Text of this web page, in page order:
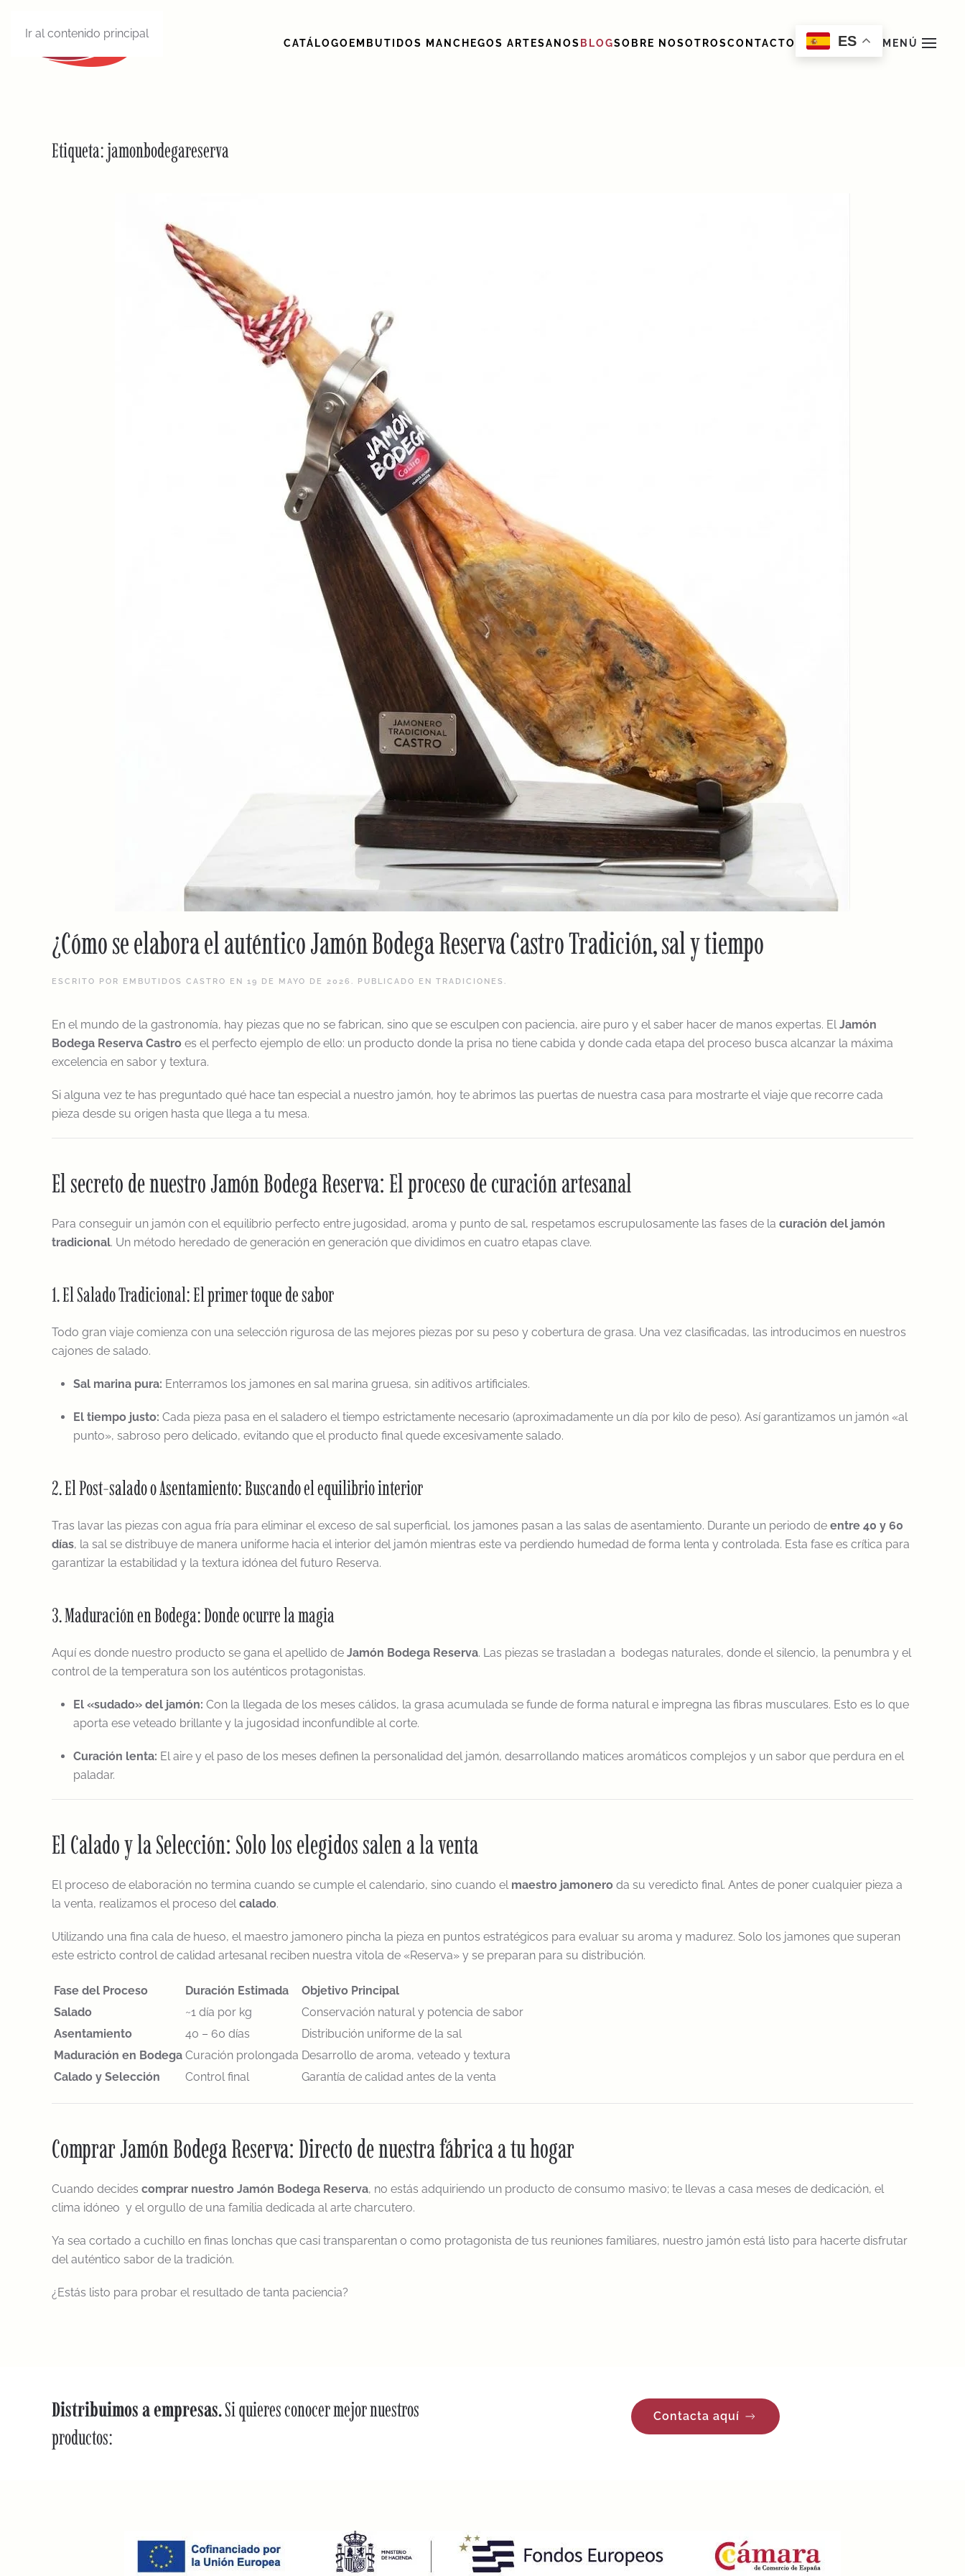
Ir al contenido principal
CATÁLOGO EMBUTIDOS MANCHEGOS ARTESANOS BLOGSOBRE NOSOTROSCONTACTO ES MENÚ
Etiqueta:jamonbodegareserva
¿Cómo se elabora el auténtico Jamón Bodega Reserva Castro Tradición, sal y tiempo
ESCRITO POR EMBUTIDOS CASTRO EN 19 DE MAYO DE 2026 . PUBLICADO EN TRADICIONES.
En el mundo de la gastronomía, hay piezas que no se fabrican, sino que se esculpen con paciencia, aire puro y el saber hacer de manos expertas. ElJamón
Bodega Reserva Castro es el perfecto ejemplo de ello: un producto donde la prisa no tiene cabida y donde cada etapa del proceso busca alcanzar la máxima
excelencia en sabor y textura.
Si alguna vez te has preguntado qué hace tan especial a nuestro jamón, hoy te abrimos las puertas de nuestra casa para mostrarte el viaje que recorre cada
pieza desde su origen hasta que llega a tu mesa.
El secreto de nuestro Jamón Bodega Reserva: El proceso de curación artesanal
Para conseguir un jamón con el equilibrio perfecto entre jugosidad, aroma y punto de sal, respetamos escrupulosamente las fases de la curación del jamón
tradicional. Un método heredado de generación en generación que dividimos en cuatro etapas clave.
1. El Salado Tradicional: El primer toque de sabor
Todo gran viaje comienza con una selección rigurosa de las mejores piezas por su peso y cobertura de grasa. Una vez clasificadas, las introducimos en nuestros
cajones de salado.
Sal marina pura: Enterramos los jamones en sal marina gruesa, sin aditivos artificiales.
El tiempo justo: Cada pieza pasa en el saladero el tiempo estrictamente necesario (aproximadamente un día por kilo de peso). Así garantizamos un jamón «al
punto», sabroso pero delicado, evitando que el producto final quede excesivamente salado.
2. El Post-salado o Asentamiento: Buscando el equilibrio interior
Tras lavar las piezas con agua fría para eliminar el exceso de sal superficial, los jamones pasan a las salas de asentamiento. Durante un periodo de entre 40 y 60
días, la sal se distribuye de manera uniforme hacia el interior del jamón mientras este va perdiendo humedad de forma lenta y controlada. Esta fase es crítica para
garantizar la estabilidad y la textura idónea del futuro Reserva.
3. Maduración en Bodega: Donde ocurre la magia
Aquí es donde nuestro producto se gana el apellido de Jamón Bodega Reserva. Las piezas se trasladan a bodegas naturales, donde el silencio, la penumbra y el
control de la temperatura son los auténticos protagonistas.
El «sudado» del jamón: Con la llegada de los meses cálidos, la grasa acumulada se funde de forma natural e impregna las fibras musculares. Esto es lo que
aporta ese veteado brillante y la jugosidad inconfundible al corte.
Curación lenta: El aire y el paso de los meses definen la personalidad del jamón, desarrollando matices aromáticos complejos y un sabor que perdura en el
paladar.
El Calado y la Selección: Solo los elegidos salen a la venta
El proceso de elaboración no termina cuando se cumple el calendario, sino cuando el maestro jamonero da su veredicto final. Antes de poner cualquier pieza a
la venta, realizamos el proceso delcalado.
Utilizando una fina cala de hueso, el maestro jamonero pincha la pieza en puntos estratégicos para evaluar su aroma y madurez. Solo los jamones que superan
este estricto control de calidad artesanal reciben nuestra vitola de «Reserva» y se preparan para su distribución.
Fase del Proceso Duración Estimada
Objetivo Principal
Salado
~1 día por kg
Conservación natural y potencia de sabor
Asentamiento
40 – 60 días
Distribución uniforme de la sal
Maduración en Bodega Curación prolongada Desarrollo de aroma, veteado y textura
Calado y Selección
Control final Garantía de calidad antes de la venta
Comprar Jamón Bodega Reserva: Directo de nuestra fábrica a tu hogar
Cuando decides comprar nuestro Jamón Bodega Reserva, no estás adquiriendo un producto de consumo masivo; te llevas a casa meses de dedicación, el
clima idóneo y el orgullo de una familia dedicada al arte charcutero.
Ya sea cortado a cuchillo en finas lonchas que casi transparentan o como protagonista de tus reuniones familiares, nuestro jamón está listo para hacerte disfrutar
del auténtico sabor de la tradición.
¿Estás listo para probar el resultado de tanta paciencia?
Distribuimos a empresas.Si quieres conocer mejor nuestros
productos:
Contacta aquí